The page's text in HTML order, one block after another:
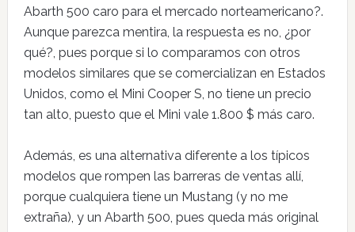
Abarth 500 caro para el mercado norteamericano?.
Aunque parezca mentira, la respuesta es no, ¿por
qué?, pues porque si lo comparamos con otros
modelos similares que se comercializan en Estados
Unidos, como el Mini Cooper S, no tiene un precio
tan alto, puesto que el Mini vale 1.800 $ más caro.
Además, es una alternativa diferente a los típicos
modelos que rompen las barreras de ventas allí,
porque cualquiera tiene un Mustang (y no me
extraña), y un Abarth 500, pues queda más original